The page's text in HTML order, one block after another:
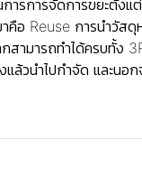
ารการจัดการขยะตั้ง
อ Reuse การนำวั
สามารถทำได้ครบทั้ง
แล้วนำไปกำจัด และ